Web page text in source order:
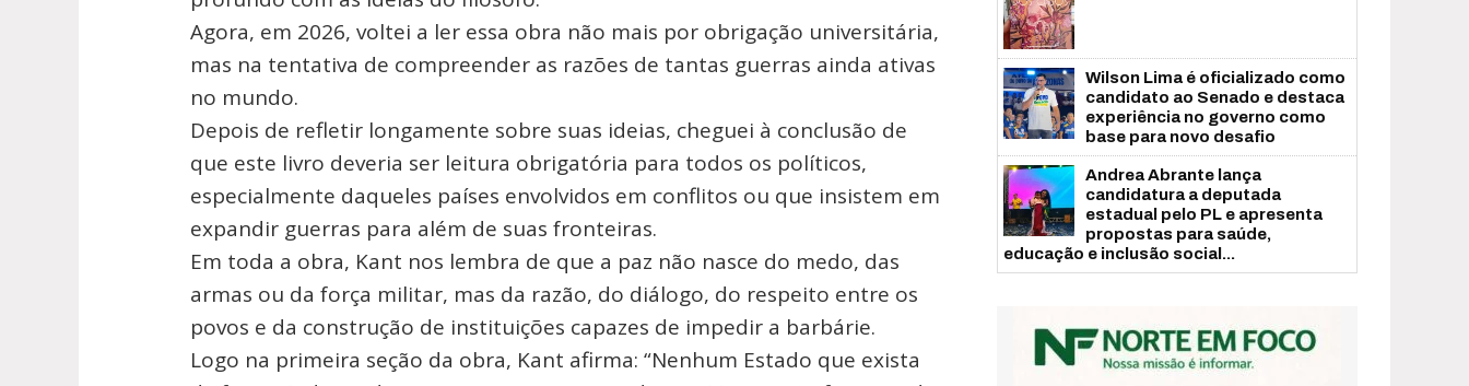
Agora, em 2026, voltei a ler essa obra não mais por obrigação universitária,
mas na tentativa de compreender as razões de tantas guerras ainda ativas
no mundo.
Depois de refletir longamente sobre suas ideias, cheguei à conclusão de
que este livro deveria ser leitura obrigatória para todos os políticos,
especialmente daqueles países envolvidos em conflitos ou que insistem em
expandir guerras para além de suas fronteiras.
Em toda a obra, Kant nos lembra de que a paz não nasce do medo, das
armas ou da força militar, mas da razão, do diálogo, do respeito entre os
povos e da construção de instituições capazes de impedir a barbárie.
Logo na primeira seção da obra, Kant afirma: “Nenhum Estado que exista
Wilson Lima é oficializado como
candidato ao Senado e destaca
experiência no governo como
base para novo desafio
Andrea Abrante lança
candidatura a deputada
estadual pelo PL e apresenta
propostas para saúde,
educação e inclusão social...